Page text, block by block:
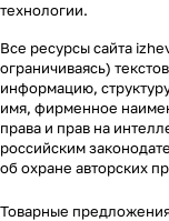
технологии.
Все ресурсы сайта
ограничиваясь)
информацию,
имя, фирменное
права и прав на
российским
об охране авторских
Товарные